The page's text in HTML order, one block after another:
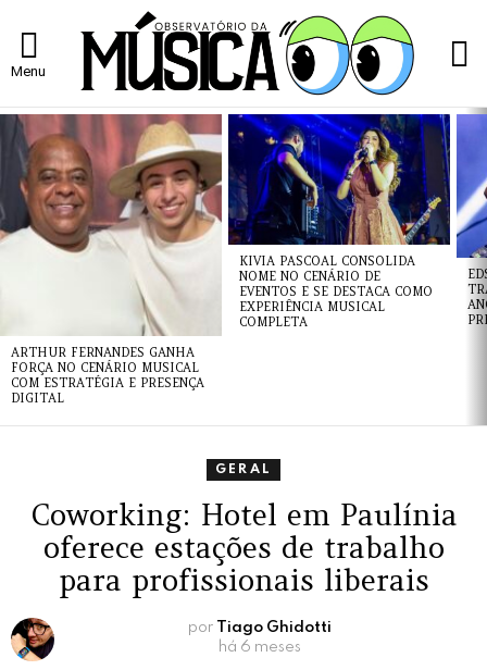
Menu
ÚLTIMAS
NOTÍCIAS
ARTHUR FERNANDES GANHA
FORÇA NO CENÁRIO MUSICAL
COM ESTRATÉGIA E PRESENÇA
DIGITAL
KIVIA PASCOAL CONSOLIDA
NOME NO CENÁRIO DE
EVENTOS E SE DESTACA COMO
EXPERIÊNCIA MUSICAL
COMPLETA
GERAL
Coworking: Hotel em Paulínia
oferece estações de trabalho
para profissionais liberais
por
Tiago Ghidotti
há 6 meses